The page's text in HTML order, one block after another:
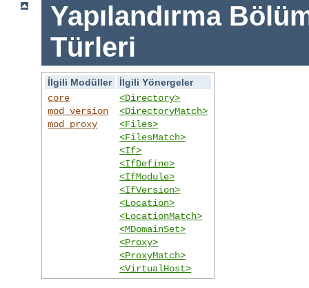
Yapılandırma
Türleri
İlgili Modüller
İlgili Yönergeler
core
mod_version
mod_proxy
<Directory>
<DirectoryMatch>
<Files>
<FilesMatch>
<If>
<IfDefine>
<IfModule>
<IfVersion>
<Location>
<LocationMatch>
<MDomainSet>
<Proxy>
<ProxyMatch>
<VirtualHost>